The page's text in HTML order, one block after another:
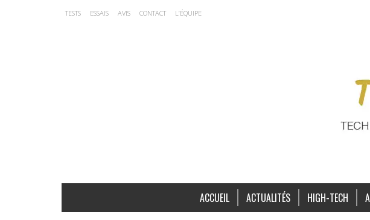
TESTS ESSAIS AVIS CONTACT L’ÉQUIPE
ACCUEIL ACTUALITÉS HIGH-TECH